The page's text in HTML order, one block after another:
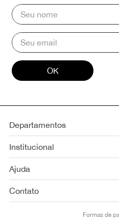
OK
Departamentos
Institucional
Ajuda
Contato
Formas de